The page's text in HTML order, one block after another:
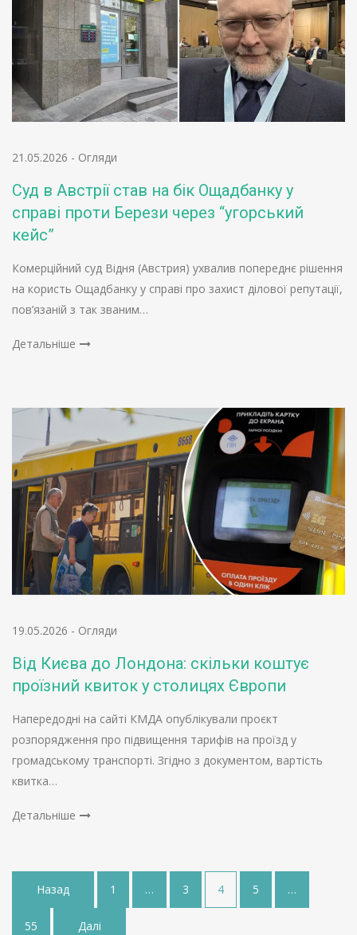
21.05.2026 - Огляди
Суд в Австрії став на бік Ощадбанку у
справі проти Берези через “угорський
кейс”
Комерційний суд Відня (Австрия) ухвалив попереднє рішення
на користь Ощадбанку у справі про захист ділової репутації,
пов’язаній з так званим…
Детальніше
19.05.2026 - Огляди
Від Києва до Лондона: скільки коштує
проїзний квиток у столицях Європи
Напередодні на сайті КМДА опублікували проєкт
розпорядження про підвищення тарифів на проїзд у
громадському транспорті. Згідно з документом, вартість
квитка…
Детальніше
Пагінація
записів
Назад 1 … 3 4 5 …
55 Далі